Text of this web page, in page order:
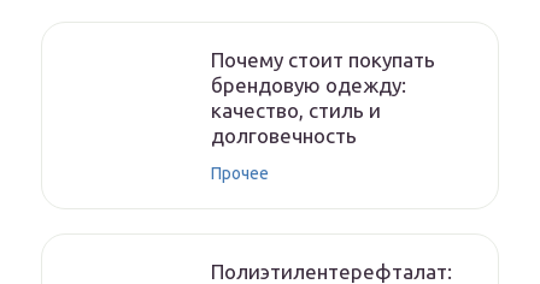
Почему стоит покупать
брендовую одежду:
качество, стиль и
долговечность
Прочее
Полиэтилентерефталат: